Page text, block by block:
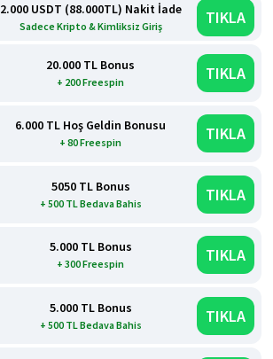
2.000 USDT (88.000TL) Nakit İade
Sadece Kripto & Kimliksiz Giriş TIKLA
20.000 TL Bonus
+ 200 Freespin TIKLA
6.000 TL Hoş Geldin Bonusu
+ 80 Freespin TIKLA
5050 TL Bonus
+ 500 TL Bedava Bahis TIKLA
5.000 TL Bonus
+ 300 Freespin TIKLA
5.000 TL Bonus
+ 500 TL Bedava Bahis TIKLA